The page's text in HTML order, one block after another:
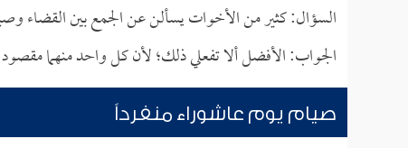
السؤال: كثير من الأخوات يسألن عن الجمع بين القضاء
الجواب: الأفضل ألا تفعلي ذلك؛ لأن كل واحد منهما
صيام يوم عاشوراء منفرداً